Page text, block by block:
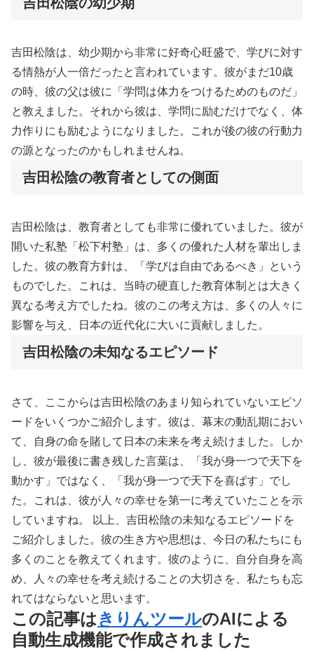
吉田松陰は、幼少期から非常に好奇心旺盛で、学びに対す
る情熱が人一倍だったと言われています。彼がまだ10歳
の時、彼の父は彼に「学問は体力をつけるためのものだ」
と教えました。それから彼は、学問に励むだけでなく、体
力作りにも励むようになりました。これが後の彼の行動力
の源となったのかもしれませんね。
吉田松陰の教育者としての側面
吉田松陰は、教育者としても非常に優れていました。彼が
開いた私塾「松下村塾」は、多くの優れた人材を輩出しま
した。彼の教育方針は、「学びは自由であるべき」という
ものでした。これは、当時の硬直した教育体制とは大きく
異なる考え方でしたね。彼のこの考え方は、多くの人々に
影響を与え、日本の近代化に大いに貢献しました。
吉田松陰の未知なるエピソード
さて、ここからは吉田松陰のあまり知られていないエピソ
ードをいくつかご紹介します。彼は、幕末の動乱期におい
て、自身の命を賭して日本の未来を考え続けました。しか
し、彼が最後に書き残した言葉は、「我が身一つで天下を
動かす」ではなく、「我が身一つで天下を喜ばす」でし
た。これは、彼が人々の幸せを第一に考えていたことを示
していますね。 以上、吉田松陰の未知なるエピソードを
ご紹介しました。彼の生き方や思想は、今日の私たちにも
多くのことを教えてくれます。彼のように、自分自身を高
め、人々の幸せを考え続けることの大切さを、私たちも忘
れてはならないと思います。
この記事はきりんツールのAIによる
自動生成機能で作成されました